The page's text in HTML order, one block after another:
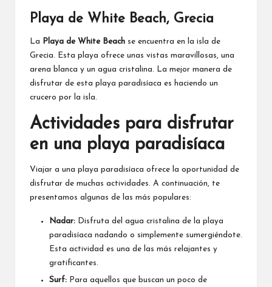
Playa de White Beach, Grecia
La Playa de White Beach se encuentra en la isla de
Grecia. Esta playa ofrece unas vistas maravillosas, una
arena blanca y un agua cristalina. La mejor manera de
disfrutar de esta playa paradisíaca es haciendo un
crucero por la isla.
Actividades para disfrutar
en una playa paradisíaca
Viajar a una playa paradisíaca ofrece la oportunidad de
disfrutar de muchas actividades. A continuación, te
presentamos algunas de las más populares:
Nadar: Disfruta del agua cristalina de la playa
paradisíaca nadando o simplemente sumergiéndote.
Esta actividad es una de las más relajantes y
gratificantes.
Surf: Para aquellos que buscan un poco de